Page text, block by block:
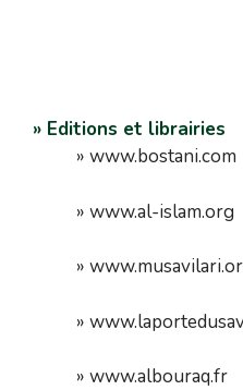
» Editions et librairies
» www.bostani.com
» www.al-islam.org
»
»
» www.albouraq.fr